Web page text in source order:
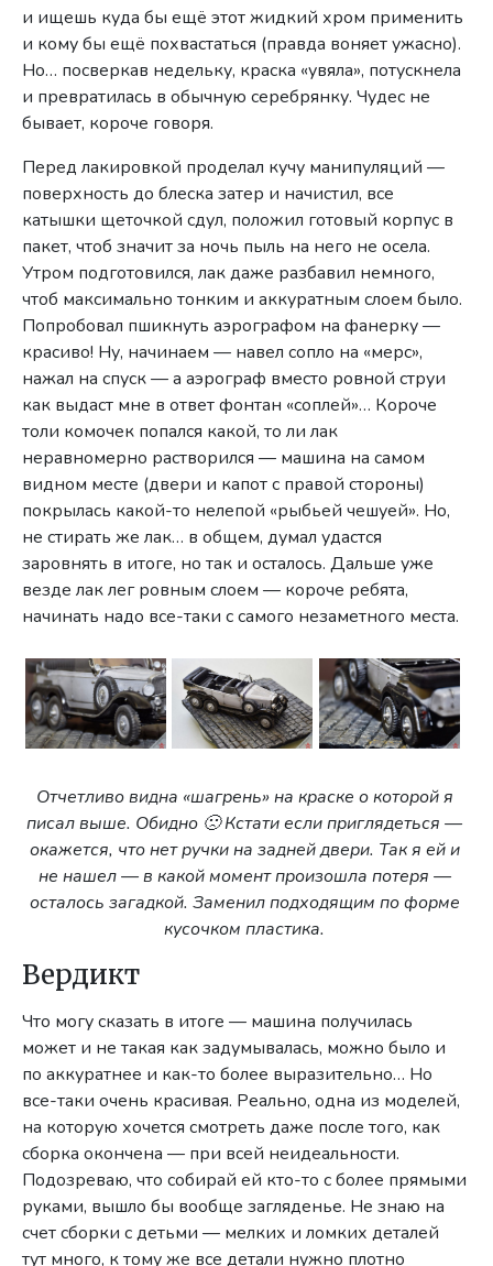
и ищешь куда бы ещё этот жидкий хром применить
и кому бы ещё похвастаться (правда воняет ужасно).
Но… посверкав недельку, краска «увяла», потускнела
и превратилась в обычную серебрянку. Чудес не
бывает, короче говоря.
Перед лакировкой проделал кучу манипуляций —
поверхность до блеска затер и начистил, все
катышки щеточкой сдул, положил готовый корпус в
пакет, чтоб значит за ночь пыль на него не осела.
Утром подготовился, лак даже разбавил немного,
чтоб максимально тонким и аккуратным слоем было.
Попробовал пшикнуть аэрографом на фанерку —
красиво! Ну, начинаем — навел сопло на «мерс»,
нажал на спуск — а аэрограф вместо ровной струи
как выдаст мне в ответ фонтан «соплей»… Короче
толи комочек попался какой, то ли лак
неравномерно растворился — машина на самом
видном месте (двери и капот с правой стороны)
покрылась какой-то нелепой «рыбьей чешуей». Но,
не стирать же лак… в общем, думал удастся
заровнять в итоге, но так и осталось. Дальше уже
везде лак лег ровным слоем — короче ребята,
начинать надо все-таки с самого незаметного места.
Отчетливо видна «шагрень» на краске о которой я
писал выше. Обидно 🙁 Кстати если приглядеться —
окажется, что нет ручки на задней двери. Так я ей и
не нашел — в какой момент произошла потеря —
осталось загадкой. Заменил подходящим по форме
кусочком пластика.
Вердикт
Что могу сказать в итоге — машина получилась
может и не такая как задумывалась, можно было и
по аккуратнее и как-то более выразительно… Но
все-таки очень красивая. Реально, одна из моделей,
на которую хочется смотреть даже после того, как
сборка окончена — при всей неидеальности.
Подозреваю, что собирай ей кто-то с более прямыми
руками, вышло бы вообще загляденье. Не знаю на
счет сборки с детьми — мелких и ломких деталей
тут много, к тому же все детали нужно плотно